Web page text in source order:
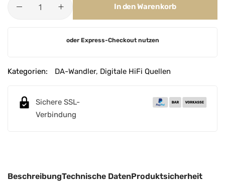
In den Warenkorb
e
:
oder Express-Checkout nutzen
Kategorien: DA-Wandler, Digitale HiFi Quellen
Sichere SSL-
Verbindung
BeschreibungTechnische DatenProduktsicherheit